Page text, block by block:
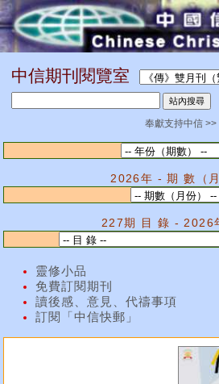
中信期刊閱覽室
奉獻支持中信 >>
2026年 - 期 數（月
227期 目 錄 - 2026
靈修小品
免費訂閱期刊
讀後感、意見、代禱事項
訂閱「中信快郵」